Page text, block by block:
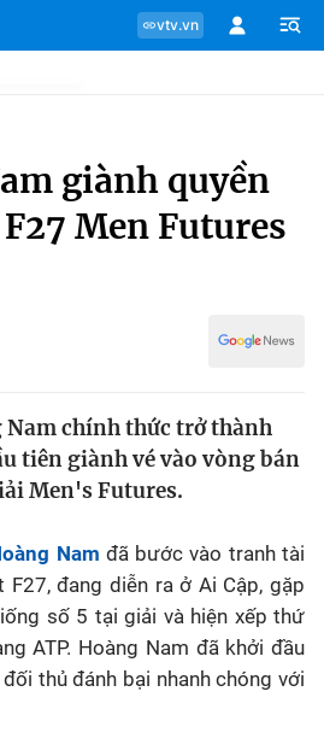
vtv.vn
giành quyền
Men Futures
chính thức trở thành
tiên giành vé vào vòng bán
Men's Futures.
Nam đã bước vào tranh tài
đang diễn ra ở Ai Cập, gặp
số 5 tại giải và hiện xếp thứ
ATP. Hoàng Nam đã khởi đầu
thủ đánh bại nhanh chóng với